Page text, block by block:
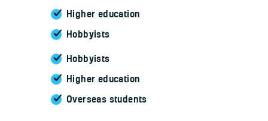
Higher education
Hobbyists
Hobbyists
Higher education
Overseas students